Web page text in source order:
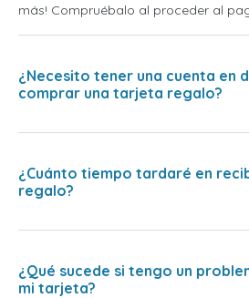
más! Compruébalo al proceder al
¿Necesito tener una cuenta en
comprar una tarjeta regalo?
¿Cuánto tiempo tardaré en
regalo?
¿Qué sucede si tengo un
mi tarjeta?